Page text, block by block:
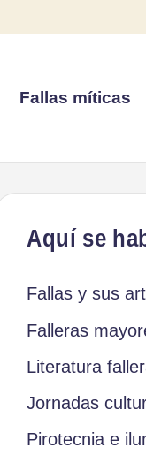
Fallas míticas
Aquí se
Fallas y sus
Falleras
Literatura
Jornadas
Pirotecnia e